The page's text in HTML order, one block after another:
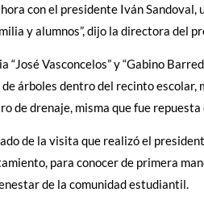
con el presidente Iván
y alumnos”, dijo la directora del
“José Vasconcelos” y “Gabino
árboles dentro del recinto
de drenaje, misma que fue repuesta
de la visita que realizó el
para conocer de primera
de la comunidad estudiantil.